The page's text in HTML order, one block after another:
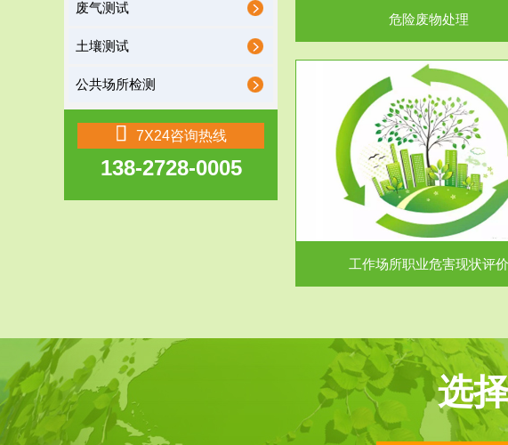
废气测试
土壤测试
公共场所检测
7X24咨询热线
138-2728-0005
危险废物处理
服务范围
工作场所职业危害现状评价
工作场所职业危害现状评价
服务范围
废水检测
废水污水检测主要是对企业工厂在
中排出的废水、污水...
选